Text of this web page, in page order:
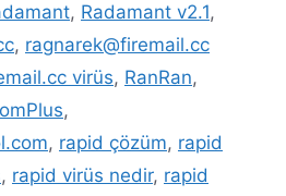
, Radamant v2.1,
, ragnarek@firemail.cc
virüs, RanRan,
,
, rapid çözüm, rapid
, rapid virüs nedir, rapid